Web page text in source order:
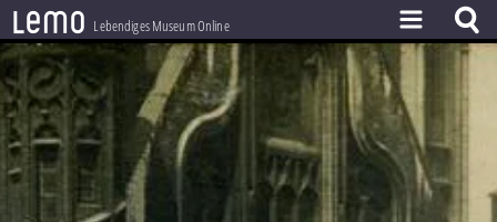
lemo Lebendiges Museum Online
ZEITSTRAHL
THEMEN
ZEITZEUGEN
BESTAND